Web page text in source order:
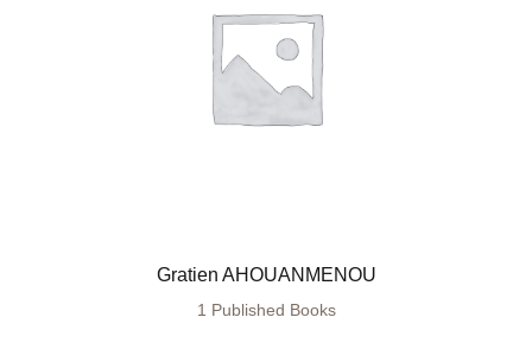
Gratien AHOUANMENOU
1 Published Books